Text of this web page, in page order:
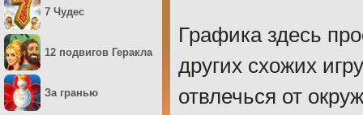
Графика здесь
других схожих
отвлечься от
7 Чудес
12 подвигов Геракла
За гранью